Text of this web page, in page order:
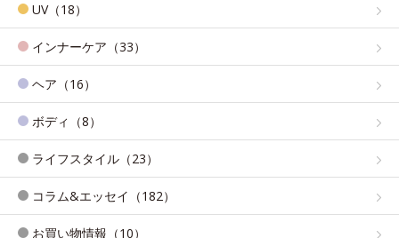
UV（18）
インナーケア（33）
ヘア（16）
ボディ（8）
ライフスタイル（23）
コラム&エッセイ（182）
お買い物情報（10）